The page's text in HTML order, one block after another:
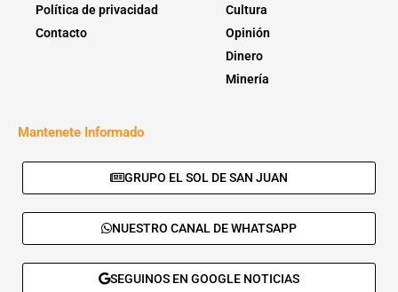
Política de privacidad
Contacto
Cultura
Opinión
Dinero
Minería
Mantenete Informado
GRUPO EL SOL DE SAN JUAN
NUESTRO CANAL DE WHATSAPP
SEGUINOS EN GOOGLE NOTICIAS